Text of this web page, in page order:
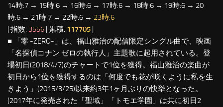
14時:7 → 15時:6 → 16時:6 → 17時:6 → 18時:6 → 19時:6 → 20
時:6 → 21時:7 → 22時:6 → 23時:6
| 指数: 3556 | 累積: 117705 |
■ 「零 -ZERO-」は、福山雅治の配信限定シングル曲で、映画
「名探偵コナン ゼロの執行人」主題歌に起用されている。登
場初日(2018/4/7)のチャートで1位を獲得。福山雅治の楽曲が
初日から1位を獲得するのは「何度でも花が咲くように私を生
きよう」(2015/3/25)以来約3年1ヶ月ぶりの快挙となった。
(2017年に発売された「聖域」「トモエ学園」は共に初日2